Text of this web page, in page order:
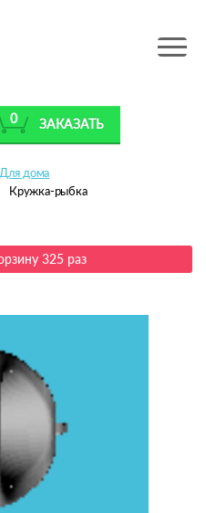
Toggle
ЗАКАЗАТЬ
0
Для дома
Кружка-рыбка
325 раз